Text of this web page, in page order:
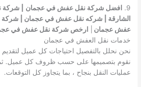
9. افضل شركة نقل عفش في عجمان
|
الشارقة | شركه نقل عفش في عجمان | شركة
عفش عجمان
ارخص شركة نقل عفش في
خدمات نقل العفش في عجمان
نحن نحلل بالتفصيل احتياجات كل عميل لتقديم
نقوم بتصميمها على حسب ظروف كل عميل. ثم ،
عمليات النقل بنجاح ، بما يتجاوز كل التوقعات.